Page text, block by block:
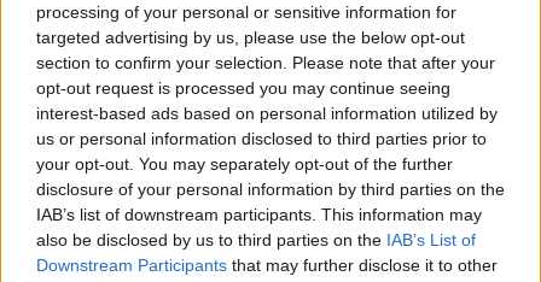
processing of your personal or sensitive information for
targeted advertising by us, please use the below opt-out
section to confirm your selection. Please note that after your
opt-out request is processed you may continue seeing
interest-based ads based on personal information utilized by
us or personal information disclosed to third parties prior to
your opt-out. You may separately opt-out of the further
disclosure of your personal information by third parties on the
IAB’s list of downstream participants. This information may
also be disclosed by us to third parties on the IAB’s List of
Downstream Participants that may further disclose it to other
15 órája
MotoGP: Bezzecchi közel egy másodpercet javított a
körrekordon